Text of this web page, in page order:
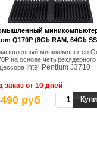
Q170P (8Gb RAM, 64Gb
миникомпьютер
на основе четырехядерного
Intel Pentium J3710
заказ от 10 дней
руб